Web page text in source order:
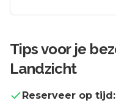
Tips voor je
Landzicht
Reserveer op tijd: